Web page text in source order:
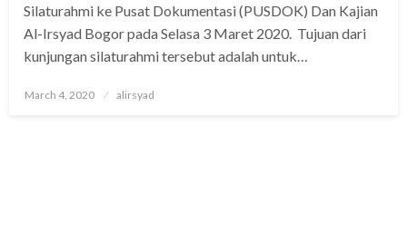
Silaturahmi ke Pusat Dokumentasi (PUSDOK) Dan Kajian
Al-Irsyad Bogor pada Selasa 3 Maret 2020. Tujuan dari
kunjungan silaturahmi tersebut adalah untuk…
Posted
March 4, 2020 alirsyad